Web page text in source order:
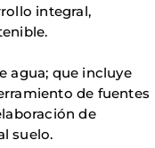
integral,
agua; que incluye
de fuentes
de
suelo.